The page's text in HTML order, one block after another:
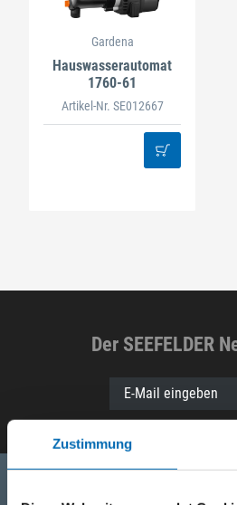
Zustimmung
Gardena
Hauswasserautomat
1760-61
Artikel-Nr. SE012667
Der SEEFELDER
E-Mail eingeben